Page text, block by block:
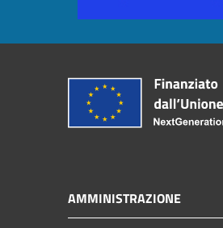
AMMINISTRAZIONE